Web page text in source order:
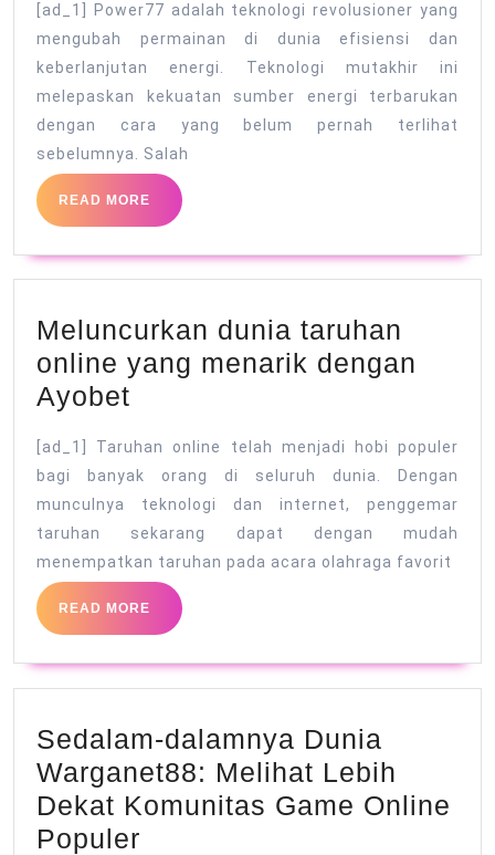
Power77:
Bagaimana
Teknologi
Revolusi
[ad_1] Power77 adalah teknologi revolusioner yang
mengubah permainan di dunia efisiensi dan
keberlanjutan energi. Teknologi mutakhir ini
melepaskan kekuatan sumber energi terbarukan
dengan cara yang belum pernah terlihat
sebelumnya. Salah
READ MORE
READ
MORE
Meluncurkan dunia taruhan
online yang menarik dengan
Ayobet
taruhan
online
yang
menarik
dengan
Ayobet
[ad_1] Taruhan online telah menjadi hobi populer
bagi banyak orang di seluruh dunia. Dengan
munculnya teknologi dan internet, penggemar
taruhan sekarang dapat dengan mudah
menempatkan taruhan pada acara olahraga favorit
READ MORE
READ
MORE
Sedalam-dalamnya Dunia
Warganet88: Melihat Lebih
Dekat Komunitas Game Online
Populer